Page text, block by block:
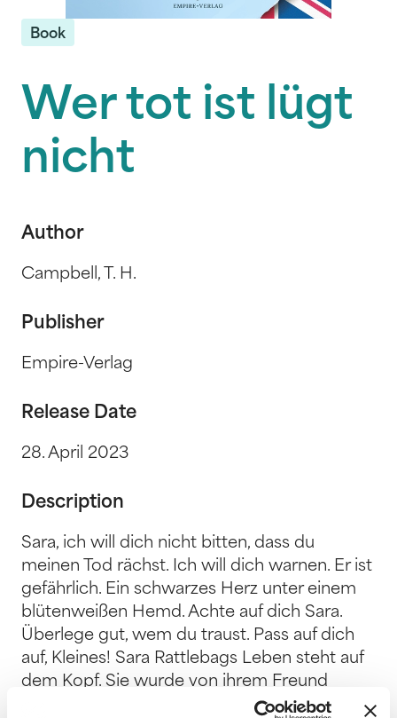
Book
Wer tot ist lügt
nicht
Author
Campbell, T. H.
Publisher
Empire-Verlag
Release Date
28. April 2023
Description
Sara, ich will dich nicht bitten, dass du
meinen Tod rächst. Ich will dich warnen. Er ist
gefährlich. Ein schwarzes Herz unter einem
blütenweißen Hemd. Achte auf dich Sara.
Überlege gut, wem du traust. Pass auf dich
auf, Kleines! Sara Rattlebags Leben steht auf
dem Kopf. Sie wurde von ihrem Freund
verlassen und der Abschluss des